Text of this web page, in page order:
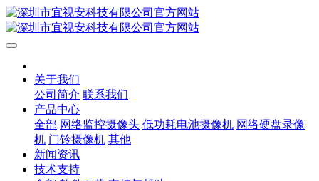
关于我们
公司简介 联系我们
产品中心
全部 网络监控摄像头 低功耗电池摄像机 网络硬盘录像
机 门铃摄像机 其他
新闻资讯
技术支持